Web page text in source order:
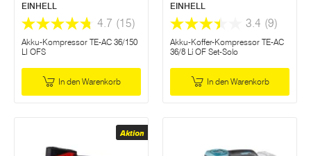
EINHELL
4.7 (15)
Akku-Kompressor TE-AC 36/150
LI OFS
In den Warenkorb
EINHELL
3.4 (9)
Akku-Koffer-Kompressor TE-AC
36/8 Li OF Set-Solo
In den Warenkorb
Aktion